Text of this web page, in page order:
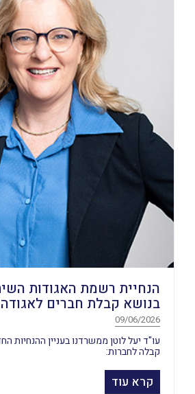
הנחיית רשמת האגודות
בנושא קבלת חברים
09/06/2026
עו"ד יעל לוטן ממשרדנו בעניין ההנחיות
קבלה לחברות:
קרא עוד